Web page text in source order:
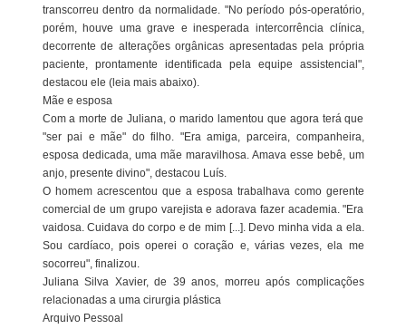
transcorreu dentro da normalidade. "No período pós-operatório,
porém, houve uma grave e inesperada intercorrência clínica,
decorrente de alterações orgânicas apresentadas pela própria
paciente, prontamente identificada pela equipe assistencial",
destacou ele (leia mais abaixo).
Mãe e esposa
Com a morte de Juliana, o marido lamentou que agora terá que
"ser pai e mãe" do filho. "Era amiga, parceira, companheira,
esposa dedicada, uma mãe maravilhosa. Amava esse bebê, um
anjo, presente divino", destacou Luís.
O homem acrescentou que a esposa trabalhava como gerente
comercial de um grupo varejista e adorava fazer academia. "Era
vaidosa. Cuidava do corpo e de mim [...]. Devo minha vida a ela.
Sou cardíaco, pois operei o coração e, várias vezes, ela me
socorreu", finalizou.
Juliana Silva Xavier, de 39 anos, morreu após complicações
relacionadas a uma cirurgia plástica
Arquivo Pessoal